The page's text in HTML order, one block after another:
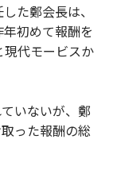
た鄭会長は、
初めて報酬を
代モービスか
いないが、鄭
った報酬の総